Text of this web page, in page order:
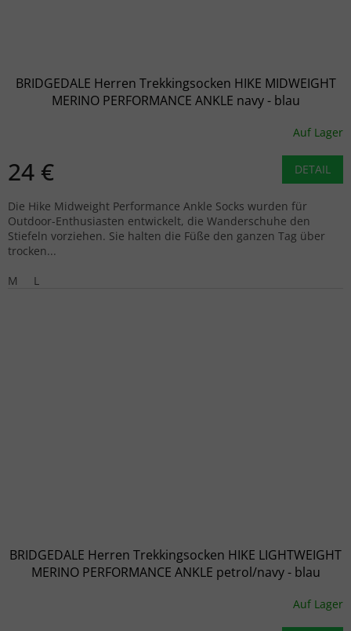
BRIDGEDALE Herren Trekkingsocken HIKE MIDWEIGHT
MERINO PERFORMANCE ANKLE navy - blau
Auf Lager
24 € DETAIL
Die Hike Midweight Performance Ankle Socks wurden für
Outdoor-Enthusiasten entwickelt, die Wanderschuhe den
Stiefeln vorziehen. Sie halten die Füße den ganzen Tag über
trocken...
M
L
BRIDGEDALE Herren Trekkingsocken HIKE LIGHTWEIGHT
MERINO PERFORMANCE ANKLE petrol/navy - blau
Auf Lager